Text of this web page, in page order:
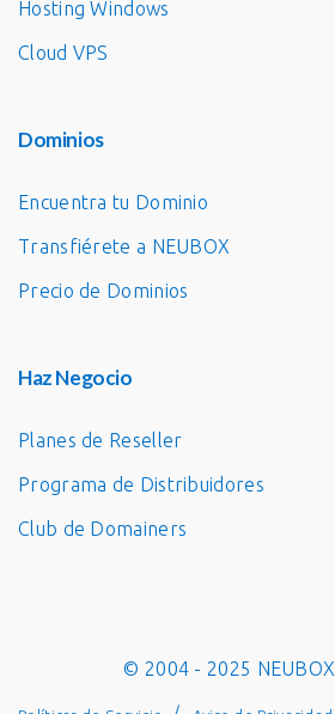
Hosting Windows
Cloud VPS
Dominios
Encuentra tu Dominio
Transfiérete a NEUBOX
Precio de Dominios
Haz Negocio
Planes de Reseller
Programa de Distribuidores
Club de Domainers
© 2004 - 2025